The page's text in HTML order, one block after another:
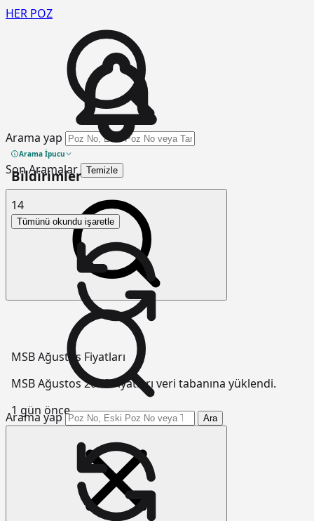
HER POZ
Arama yap
Arama İpucu
Son Aramalar Temizle
Arama yap Ara
Bildirimler
14
Tümünü okundu işaretle
MSB Ağustos Fiyatları
MSB Ağustos 2026 Fiyatları veri tabanına yüklendi.
1 gün önce